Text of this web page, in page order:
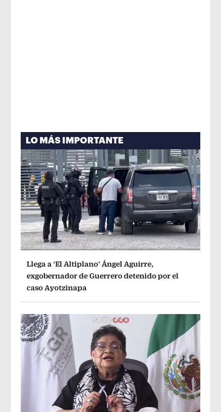
LO MÁS IMPORTANTE
Llega a ‘El Altiplano’ Ángel Aguirre,
exgobernador de Guerrero detenido por el
caso Ayotzinapa